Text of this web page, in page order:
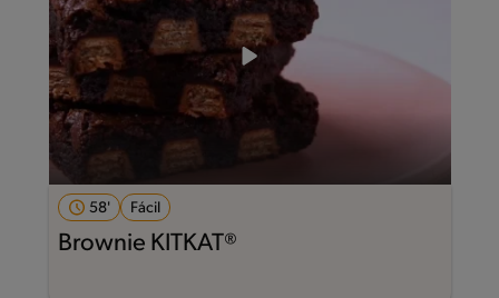
58' Fácil
Brownie KITKAT®